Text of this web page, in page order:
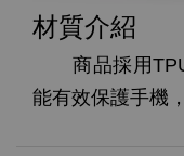
材質介紹
商品採用TPU
能有效保護手機